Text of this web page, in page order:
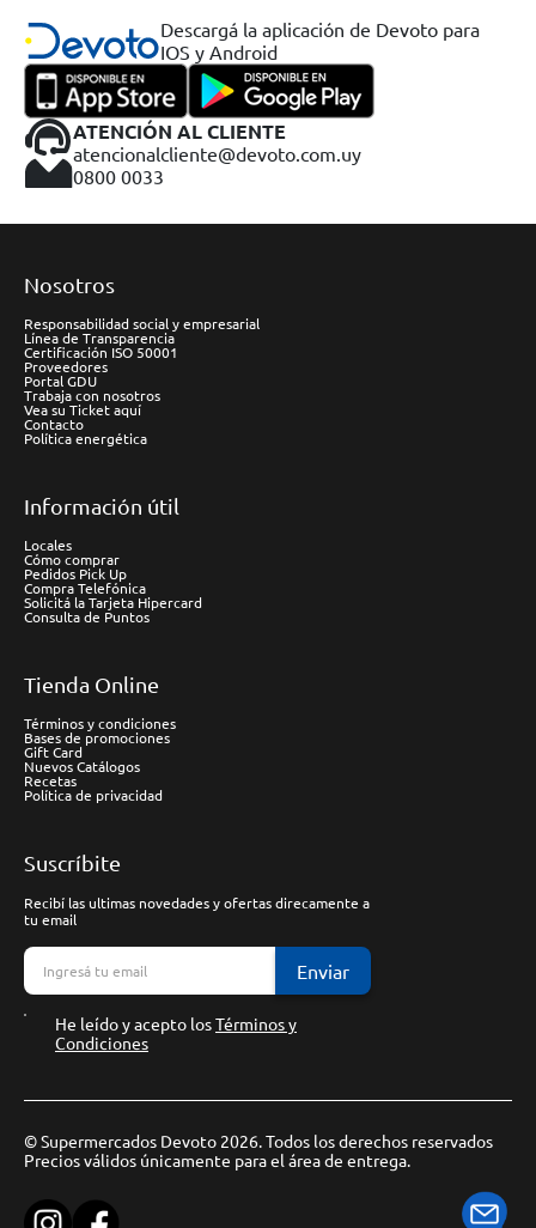
Descargá la aplicación de Devoto para
IOS y Android
ATENCIÓN AL CLIENTE
atencionalcliente@devoto.com.uy
0800 0033
Nosotros
Responsabilidad social y empresarial
Línea de Transparencia
Certificación ISO 50001
Proveedores
Portal GDU
Trabaja con nosotros
Vea su Ticket aquí
Contacto
Política energética
Información útil
Locales
Cómo comprar
Pedidos Pick Up
Compra Telefónica
Solicitá la Tarjeta Hipercard
Consulta de Puntos
Tienda Online
Términos y condiciones
Bases de promociones
Gift Card
Nuevos Catálogos
Recetas
Política de privacidad
Suscríbite
Recibí las ultimas novedades y ofertas direcamente a
tu email
Enviar
He leído y acepto losTérminos y
Condiciones
© Supermercados Devoto 2026. Todos los derechos reservados
Precios válidos únicamente para el área de entrega.